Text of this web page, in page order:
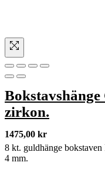
zirkon.
1475,00 kr
8 kt. guldhänge
4 mm.